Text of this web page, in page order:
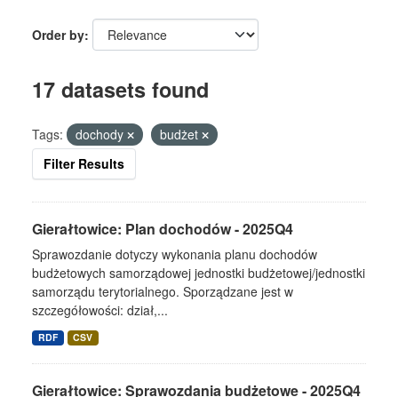
Order by
17 datasets found
Tags: dochody
budżet
Filter Results
Gierałtowice: Plan dochodów - 2025Q4
Sprawozdanie dotyczy wykonania planu dochodów
budżetowych samorządowej jednostki budżetowej/jednostki
samorządu terytorialnego. Sporządzane jest w
szczegółowości: dział,...
RDF CSV
Gierałtowice: Sprawozdania budżetowe - 2025Q4